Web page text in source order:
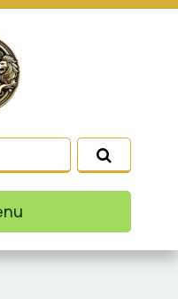
você usa
produtos
de
Leia
de